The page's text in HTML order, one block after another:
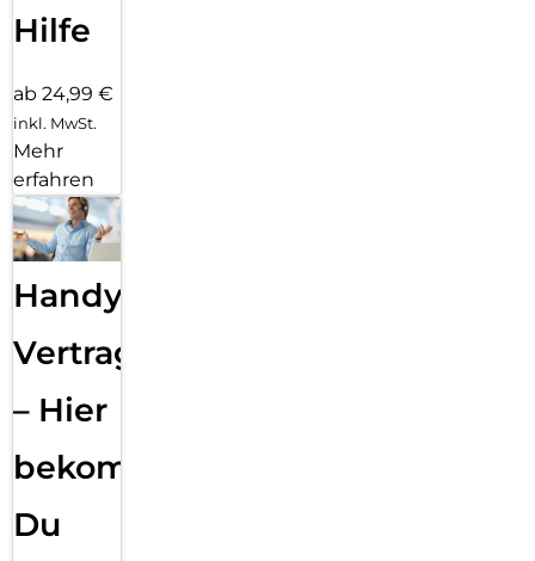
Hilfe
ab 24,99 €
inkl. MwSt.
Mehr
erfahren
Handy
Vertragsabwicklung
– Hier
bekommst
Du